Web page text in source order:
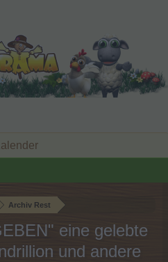
Archiv Rest
eine gelebte
und andere